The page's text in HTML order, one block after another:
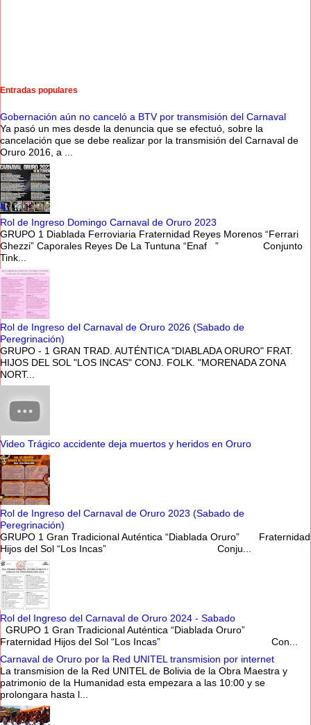
Entradas populares
Gobernación aún no canceló a BTV por transmisión del Carnaval
Ya pasó un mes desde la denuncia que se efectuó, sobre la
cancelación que se debe realizar por la transmisión del Carnaval de
Oruro 2016, a ...
Rol de Ingreso Domingo Carnaval de Oruro 2023
GRUPO 1 Diablada Ferroviaria Fraternidad Reyes Morenos “Ferrari
Ghezzi” Caporales Reyes De La Tuntuna “Enaf ” Conjunto
Tink...
Rol de Ingreso del Carnaval de Oruro 2026 (Sabado de
Peregrinación)
GRUPO - 1 GRAN TRAD. AUTÉNTICA "DIABLADA ORURO" FRAT.
HIJOS DEL SOL "LOS INCAS" CONJ. FOLK. "MORENADA ZONA
NORT...
Video Trágico accidente deja muertos y heridos en Oruro
Rol de Ingreso del Carnaval de Oruro 2023 (Sabado de
Peregrinación)
GRUPO 1 Gran Tradicional Auténtica “Diablada Oruro” Fraternidad
Hijos del Sol “Los Incas” Conju...
Rol del Ingreso del Carnaval de Oruro 2024 - Sabado
GRUPO 1 Gran Tradicional Auténtica “Diablada Oruro”
Fraternidad Hijos del Sol “Los Incas” Con...
Carnaval de Oruro por la Red UNITEL transmision por internet
La transmision de la Red UNITEL de Bolivia de la Obra Maestra y
patrimonio de la Humanidad esta empezara a las 10:00 y se
prolongara hasta l...